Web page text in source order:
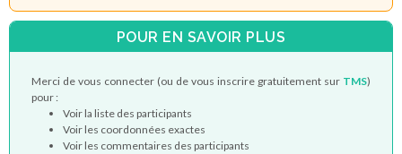
POUR EN SAVOIR PLUS
Merci de vous connecter (ou de vous inscrire gratuitement sur TMS)
pour :
Voir la liste des participants
Voir les coordonnées exactes
Voir les commentaires des participants